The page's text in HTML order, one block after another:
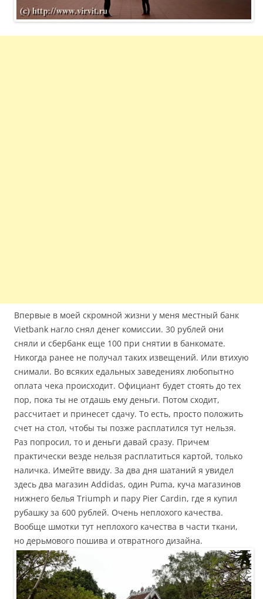
Впервые в моей скромной жизни у меня местный банк
Vietbank нагло снял денег комиссии. 30 рублей они
сняли и сбербанк еще 100 при снятии в банкомате.
Никогда ранее не получал таких извещений. Или втихую
снимали. Во всяких едальных заведениях любопытно
оплата чека происходит. Официант будет стоять до тех
пор, пока ты не отдашь ему деньги. Потом сходит,
рассчитает и принесет сдачу. То есть, просто положить
счет на стол, чтобы ты позже расплатился тут нельзя.
Раз попросил, то и деньги давай сразу. Причем
практически везде нельзя расплатиться картой, только
наличка. Имейте ввиду. За два дня шатаний я увидел
здесь два магазин Addidas, один Puma, куча магазинов
нижнего белья Triumph и пару Pier Cardin, где я купил
рубашку за 600 рублей. Очень неплохого качества.
Вообще шмотки тут неплохого качества в части ткани,
но дерьмового пошива и отвратного дизайна.